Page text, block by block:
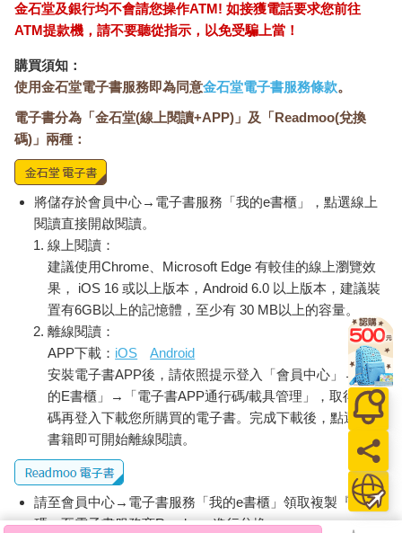
金石堂及銀行均不會請您操作ATM! 如接獲電話要求您前往
ATM提款機，請不要聽從指示，以免受騙上當！
購買須知：
使用金石堂電子書服務即為同意金石堂電子書服務條款。
電子書分為「金石堂(線上閱讀+APP)」及「Readmoo(兌換
碼)」兩種：
將儲存於會員中心→電子書服務「我的e書櫃」，點選線上
閱讀直接開啟閱讀。
線上閱讀：
建議使用Chrome、Microsoft Edge 有較佳的線上瀏覽效
果， iOS 16 或以上版本，Android 6.0 以上版本，建議裝
置有6GB以上的記憶體，至少有 30 MB以上的容量。
離線閱讀：
APP下載： iOS
Android
安裝電子書APP後，請依照提示登入「會員中心」→「我
的E書櫃」→「電子書APP通行碼/載具管理」，取得通行
碼再登入下載您所購買的電子書。完成下載後，點選任一
書籍即可開始離線閱讀。
請至會員中心→電子書服務「我的e書櫃」領取複製『兌換
碼』至電子書服務商Readmoo進行兌換。